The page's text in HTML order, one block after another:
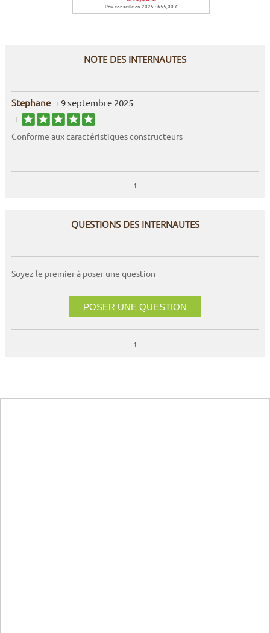
Prix conseillé en 2025 : 655,00 €
NOTE DES INTERNAUTES
Stephane 9 septembre 2025
Conforme aux caractéristiques constructeurs
1
QUESTIONS DES INTERNAUTES
Soyez le premier à poser une question
POSER UNE QUESTION
1